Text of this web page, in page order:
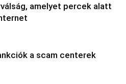
amelyet percek alatt
a scam centerek